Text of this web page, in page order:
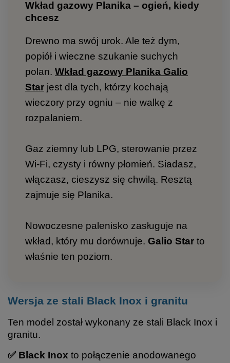
Wkład gazowy Planika – ogień, kiedy
chcesz
Drewno ma swój urok. Ale też dym,
popiół i wieczne szukanie suchych
polan. Wkład gazowy Planika Galio
Star jest dla tych, którzy kochają
wieczory przy ogniu – nie walkę z
rozpalaniem.
Gaz ziemny lub LPG, sterowanie przez
Wi-Fi, czysty i równy płomień. Siadasz,
włączasz, cieszysz się chwilą. Resztą
zajmuje się Planika.
Nowoczesne palenisko zasługuje na
wkład, który mu dorównuje. Galio Star to
właśnie ten poziom.
Wersja ze stali Black Inox i granitu
Ten model został wykonany ze stali Black Inox i
granitu.
✅ Black Inox to połączenie anodowanego